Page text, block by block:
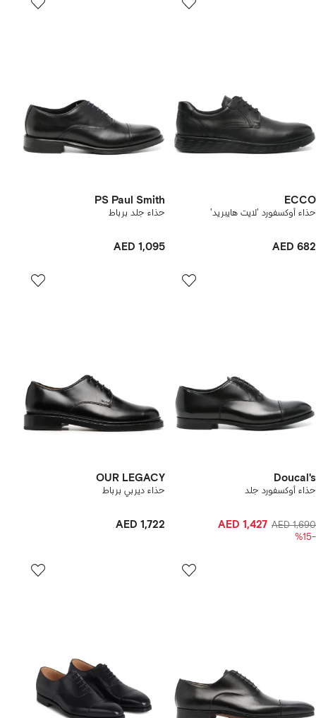
ECCO
حذاء أوكسفورد 'لايت هايبريد'
AED 682
PS Paul Smith
حذاء جلد برباط
AED 1,095
Doucal's
حذاء أوكسفورد جلد
AED 1,690
AED 1,427
-%15
OUR LEGACY
حذاء ديربي برباط
AED 1,722